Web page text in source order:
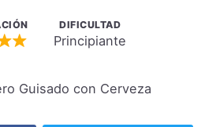
DIFICULTAD
Principiante